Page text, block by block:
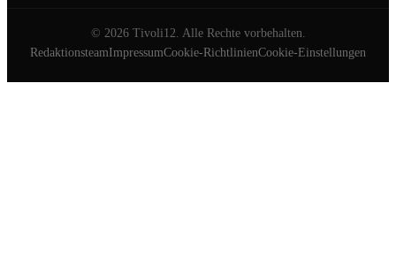
© 2026Tivoli12. Alle Rechte vorbehalten.
RedaktionsteamImpressumCookie-RichtlinienCookie-Einstellungen